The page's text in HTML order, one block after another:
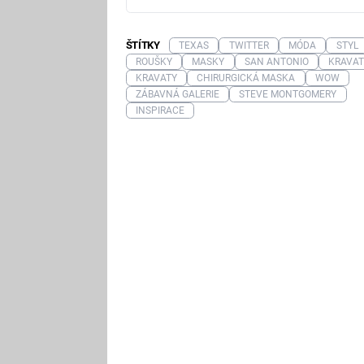
ŠTÍTKY TEXAS TWITTER MÓDA
STYL
ROUŠKY
MASKY SAN ANTONIO
KRAVATY
CHIRURGICKÁ MASKA
WOW
ZÁBAVNÁ GALERIE
STEVE MONTGOMERY
INSPIRACE